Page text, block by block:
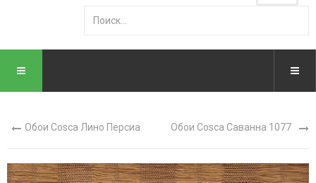
Обои Cosca Лино Персиа Обои Cosca Саванна 1077